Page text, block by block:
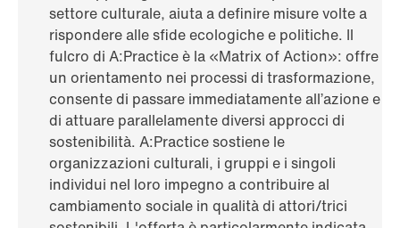
settore culturale, aiuta a definire misure volte a
rispondere alle sfide ecologiche e politiche. Il
fulcro di A:Practice è la «Matrix of Action»: offre
un orientamento nei processi di trasformazione,
consente di passare immediatamente all’azione e
di attuare parallelamente diversi approcci di
sostenibilità. A:Practice sostiene le
organizzazioni culturali, i gruppi e i singoli
individui nel loro impegno a contribuire al
cambiamento sociale in qualità di attori/trici